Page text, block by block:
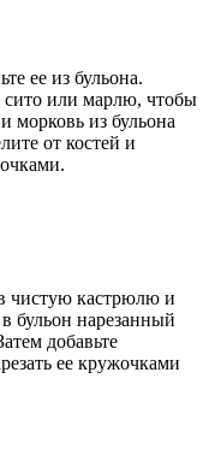
ее из бульона.
сито или марлю, чтобы
морковь из бульона
от костей и
чистую кастрюлю и
бульон нарезанный
добавьте
ее кружочками